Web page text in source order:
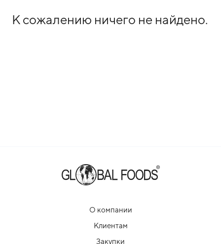
Список товаров каталога
К сожалению ничего не найдено.
О компании
Клиентам
Закупки